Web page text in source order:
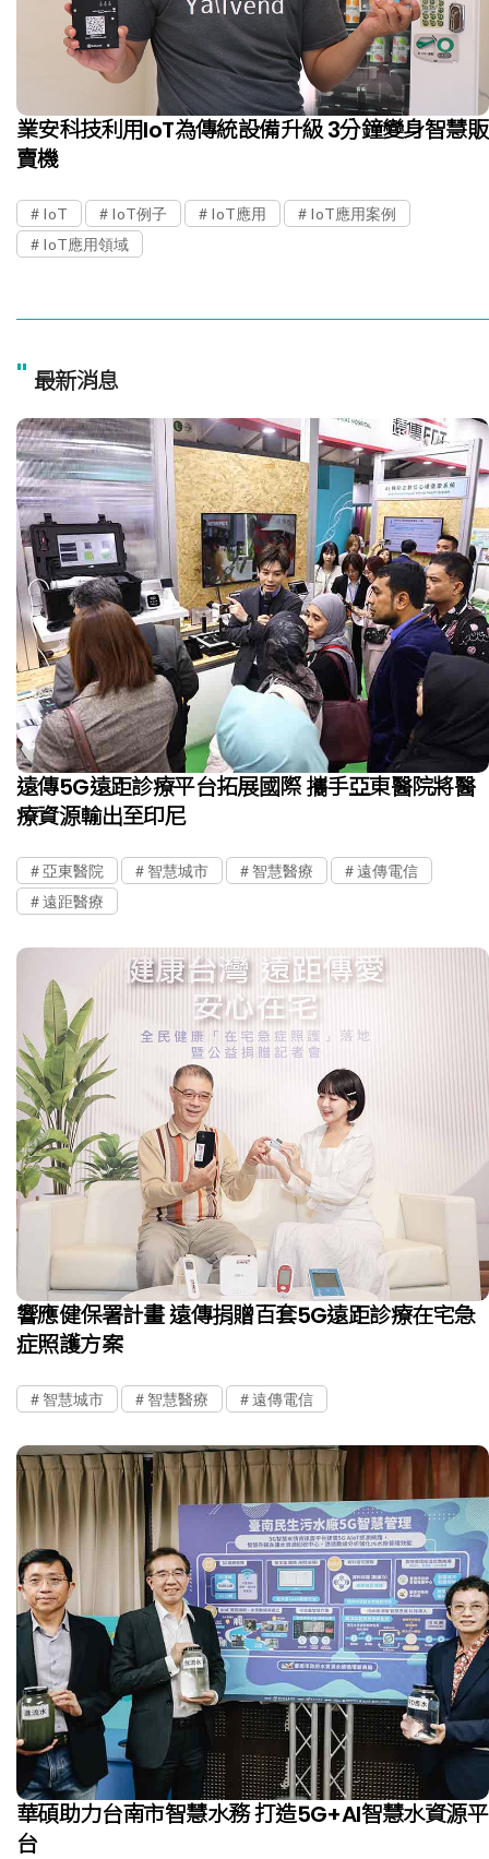
業安科技利用IoT為傳統設備升級 3分鐘變身智慧販
賣機
IoT IoT例子 IoT應用
IoT應用案例
IoT應用領域
" 最新消息
遠傳5G遠距診療平台拓展國際 攜手亞東醫院將醫
療資源輸出至印尼
亞東醫院 智慧城市 智慧醫療
遠傳電信
遠距醫療
響應健保署計畫 遠傳捐贈百套5G遠距診療在宅急
症照護方案
智慧城市 智慧醫療 遠傳電信
華碩助力台南市智慧水務 打造5G+AI智慧水資源平
台